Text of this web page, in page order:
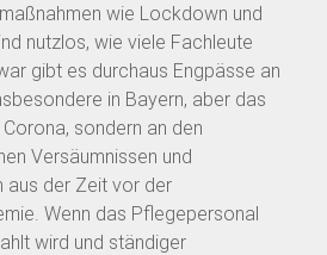
wie Lockdown und
nutzlos, wie viele Fachleute
gibt es durchaus Engpässe an
in Bayern, aber das
sondern an den
Versäumnissen und
aus der Zeit vor der
Wenn das Pflegepersonal
wird und ständiger